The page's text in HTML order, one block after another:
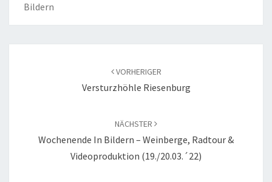
Bildern
VORHERIGER
Versturzhöhle Riesenburg
NÄCHSTER
Wochenende In Bildern – Weinberge, Radtour &
Videoproduktion (19./20.03.´22)